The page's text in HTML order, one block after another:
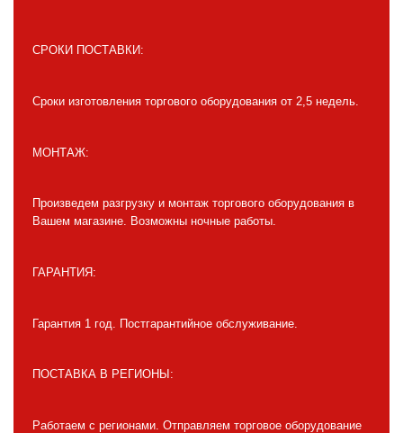
СРОКИ ПОСТАВКИ:
Сроки изготовления торгового оборудования от 2,5 недель.
МОНТАЖ:
Произведем разгрузку и монтаж торгового оборудования в
Вашем магазине. Возможны ночные работы.
ГАРАНТИЯ:
Гарантия 1 год. Постгарантийное обслуживание.
ПОСТАВКА В РЕГИОНЫ:
Работаем с регионами. Отправляем торговое оборудование